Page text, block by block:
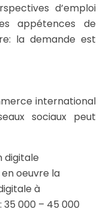
d’emploi
appétences de
la demande est
international
sociaux peut
digitale
oeuvre la
à
35 000 – 45 000